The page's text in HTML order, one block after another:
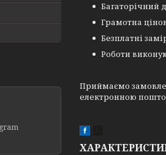
Багаторічний
Грамотна
Безплатні
Роботи
Приймаємо
електронною